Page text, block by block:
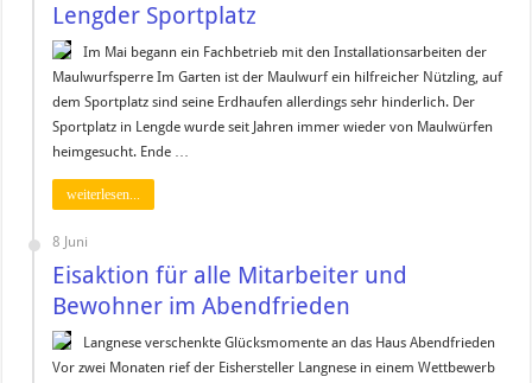
Lengder Sportplatz
Im Mai begann ein Fachbetrieb mit den Installationsarbeiten der
Maulwurfsperre Im Garten ist der Maulwurf ein hilfreicher Nützling, auf
dem Sportplatz sind seine Erdhaufen allerdings sehr hinderlich. Der
Sportplatz in Lengde wurde seit Jahren immer wieder von Maulwürfen
heimgesucht. Ende …
weiterlesen...
8 Juni
Eisaktion für alle Mitarbeiter und
Bewohner im Abendfrieden
Langnese verschenkte Glücksmomente an das Haus Abendfrieden
Vor zwei Monaten rief der Eishersteller Langnese in einem Wettbewerb